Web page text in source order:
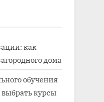
как
дома
обучения
выбрать курсы